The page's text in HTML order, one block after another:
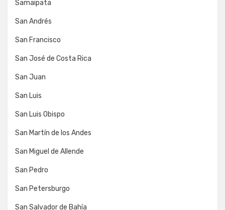
Samaipata
San Andrés
San Francisco
San José de Costa Rica
San Juan
San Luis
San Luis Obispo
San Martín de los Andes
San Miguel de Allende
San Pedro
San Petersburgo
San Salvador de Bahía